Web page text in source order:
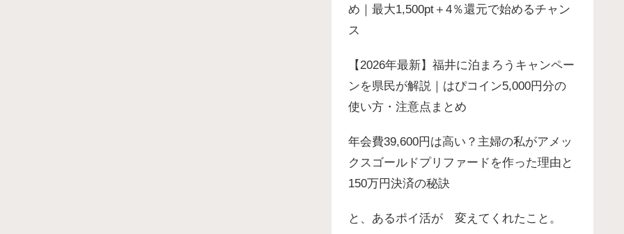
め｜最大1,500pt＋4％還元で始めるチャン
ス
【2026年最新】福井に泊まろうキャンペー
ンを県民が解説｜はぴコイン5,000円分の
使い方・注意点まとめ
年会費39,600円は高い？主婦の私がアメッ
クスゴールドプリファードを作った理由と
150万円決済の秘訣
と、あるポイ活が 変えてくれたこと。